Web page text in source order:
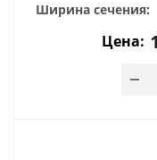
Ширина сечения:
Цена: